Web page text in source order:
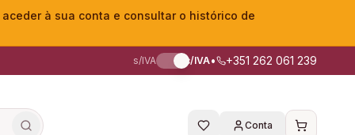
à sua conta e consultar o histórico de
s/IVA c/IVA• +351 262 061 239
Conta